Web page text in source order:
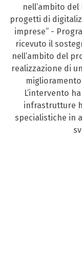
nell’ambito
progetti di
imprese” -
ricevuto il
nell’ambito del
realizzazione di
L’intervento
infrastrutture
specialistiche in